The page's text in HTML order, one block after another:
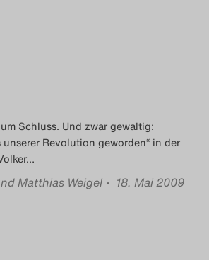
Schluss. Und zwar gewaltig:
unserer Revolution geworden“ in der
…
Matthias Weigel • 18. Mai 2009